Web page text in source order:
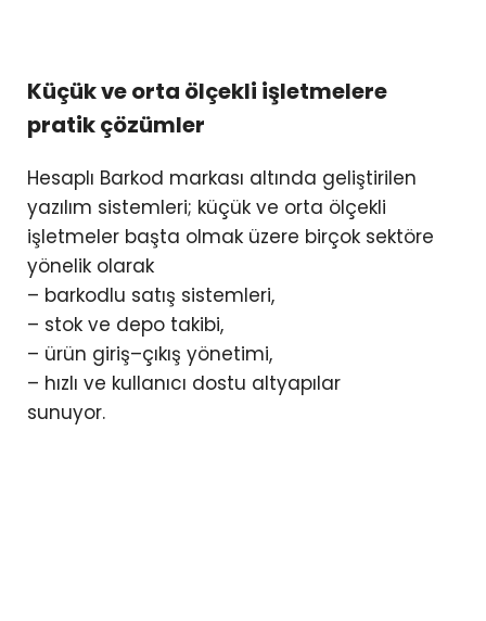
Küçük ve orta ölçekli işletmelere
pratik çözümler
Hesaplı Barkod markası altında geliştirilen
yazılım sistemleri; küçük ve orta ölçekli
işletmeler başta olmak üzere birçok sektöre
yönelik olarak
– barkodlu satış sistemleri,
– stok ve depo takibi,
– ürün giriş–çıkış yönetimi,
– hızlı ve kullanıcı dostu altyapılar
sunuyor.